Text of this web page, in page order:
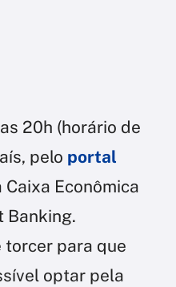
20h (horário de
pelo portal
Caixa Econômica
Banking.
torcer para que
optar pela